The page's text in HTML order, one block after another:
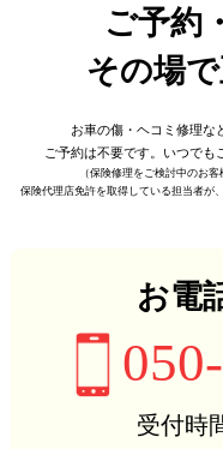
ご予約
その場
お車の傷・ヘコミ修理な
ご予約は不要です。 いつでも
（保険修理をご検討中のお客
保険代理店免許を取得している担当者が、
お電
受付時